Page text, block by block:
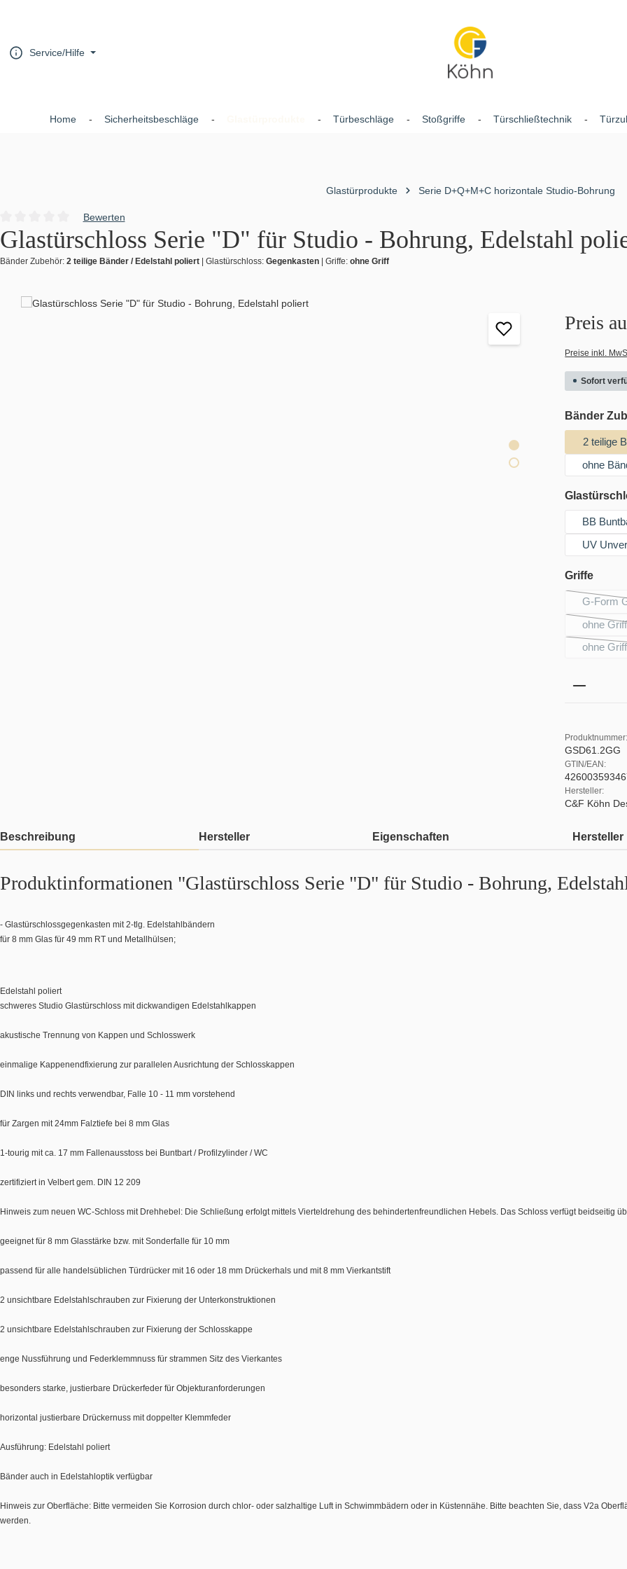
Service/Hilfe
Home Sicherheitsbeschläge Türbeschläge Stoßgriffe Türschließtechnik
Glastürprodukte Serie D+Q+M+C horizontale Studio-Bohrung
Durchschnittliche Bewertung von 0 von 5 Sternen
Bewerten
Glastürschloss Serie "D" für Studio - Bohrung, Edelstahl
Bänder Zubehör: 2 teilige Bänder / Edelstahl poliert | Glastürschloss: Gegenkasten | Griffe: ohne Griff
Bildergalerie überspringen
Preis
Preise inkl.
Sofort
Bänder
2 teilige
ohne
BB
UV
Griffe
G-Form
ohne
ohne
Produktnummer:
GSD61.2GG
GTIN/EAN:
Hersteller:
C&F Köhn
Beschreibung Hersteller Eigenschaften Hersteller
Produktinformationen "Glastürschloss Serie "D" für Studio - Bohrung,
- Glastürschlossgegenkasten mit 2-tlg. Edelstahlbändern
für 8 mm Glas für 49 mm RT und Metallhülsen;
Edelstahl poliert
schweres Studio Glastürschloss mit dickwandigen Edelstahlkappen
akustische Trennung von Kappen und Schlosswerk
einmalige Kappenendfixierung zur parallelen Ausrichtung der Schlosskappen
DIN links und rechts verwendbar, Falle 10 - 11 mm vorstehend
für Zargen mit 24mm Falztiefe bei 8 mm Glas
1-tourig mit ca. 17 mm Fallenausstoss bei Buntbart / Profilzylinder / WC
zertifiziert in Velbert gem. DIN 12 209
Hinweis zum neuen WC-Schloss mit Drehhebel: Die Schließung erfolgt mittels Vierteldrehung des behindertenfreundlichen Hebels. Das Schloss verfügt beidseitig
geeignet für 8 mm Glasstärke bzw. mit Sonderfalle für 10 mm
passend für alle handelsüblichen Türdrücker mit 16 oder 18 mm Drückerhals und mit 8 mm Vierkantstift
2 unsichtbare Edelstahlschrauben zur Fixierung der Unterkonstruktionen
2 unsichtbare Edelstahlschrauben zur Fixierung der Schlosskappe
enge Nussführung und Federklemmnuss für strammen Sitz des Vierkantes
besonders starke, justierbare Drückerfeder für Objekturanforderungen
horizontal justierbare Drückernuss mit doppelter Klemmfeder
Ausführung: Edelstahl poliert
Bänder auch in Edelstahloptik verfügbar
Hinweis zur Oberfläche: Bitte vermeiden Sie Korrosion durch chlor- oder salzhaltige Luft in Schwimmbädern oder in Küstennähe. Bitte beachten Sie, dass V2a
werden.